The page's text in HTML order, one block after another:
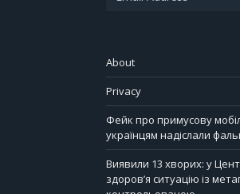
About
Privacy
Фейк про примусову
українцям надіслали
Виявили 13 хворих: у
здоров’я ситуацію із